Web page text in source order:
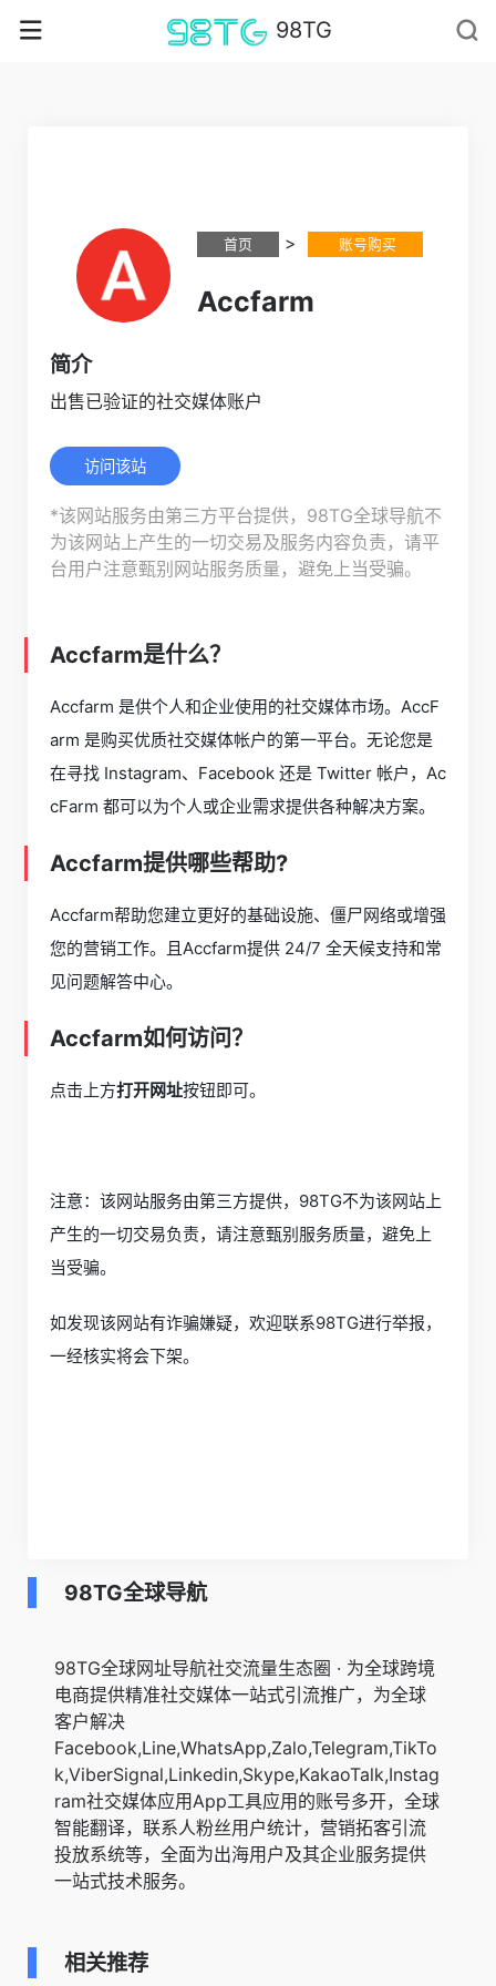
98TG
首页 > 账号购买
Accfarm
简介
出售已验证的社交媒体账户
访问该站
*该网站服务由第三方平台提供，98TG全球导航不
为该网站上产生的一切交易及服务内容负责，请平
台用户注意甄别网站服务质量，避免上当受骗。
Accfarm是什么？
Accfarm 是供个人和企业使用的社交媒体市场。AccF
arm 是购买优质社交媒体帐户的第一平台。无论您是
在寻找 Instagram、Facebook 还是 Twitter 帐户，Ac
cFarm 都可以为个人或企业需求提供各种解决方案。
Accfarm提供哪些帮助?
Accfarm帮助您建立更好的基础设施、僵尸网络或增强
您的营销工作。且Accfarm提供 24/7 全天候支持和常
见问题解答中心。
Accfarm如何访问？
点击上方打开网址按钮即可。
注意：该网站服务由第三方提供，98TG不为该网站上
产生的一切交易负责，请注意甄别服务质量，避免上
当受骗。
如发现该网站有诈骗嫌疑，欢迎联系98TG进行举报，
一经核实将会下架。
98TG全球导航
98TG全球网址导航社交流量生态圈 · 为全球跨境
电商提供精准社交媒体一站式引流推广，为全球
客户解决
Facebook,Line,WhatsApp,Zalo,Telegram,TikTo
k,ViberSignal,Linkedin,Skype,KakaoTalk,Instag
ram社交媒体应用App工具应用的账号多开，全球
智能翻译，联系人粉丝用户统计，营销拓客引流
投放系统等，全面为出海用户及其企业服务提供
一站式技术服务。
相关推荐